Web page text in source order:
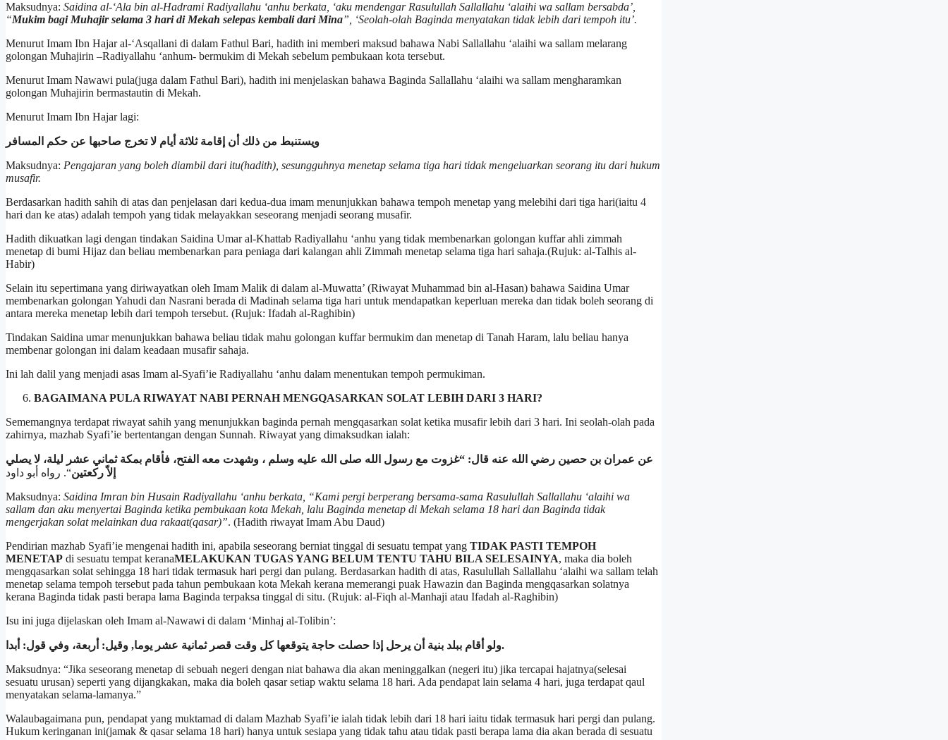
Maksudnya: Saidina al-‘Ala bin al-Hadrami Radiyallahu ‘anhu berkata, ‘aku mendengar Rasulullah Sallallahu ‘alaihi wa sallam bersabda’,
“Mukim bagi Muhajir selama 3 hari di Mekah selepas kembali dari Mina”, ‘Seolah-olah Baginda menyatakan tidak lebih dari tempoh itu’.
Menurut Imam Ibn Hajar al-‘Asqallani di dalam Fathul Bari, hadith ini memberi maksud bahawa Nabi Sallallahu ‘alaihi wa sallam melarang
golongan Muhajirin –Radiyallahu ‘anhum- bermukim di Mekah sebelum pembukaan kota tersebut.
Menurut Imam Nawawi pula(juga dalam Fathul Bari), hadith ini menjelaskan bahawa Baginda Sallallahu ‘alaihi wa sallam mengharamkan
golongan Muhajirin bermastautin di Mekah.
Menurut Imam Ibn Hajar lagi:
ويستنبط من ذلك أن إقامة ثلاثة أيام لا تخرج صاحبها عن حكم المسافر
Maksudnya: Pengajaran yang boleh diambil dari itu(hadith), sesungguhnya menetap selama tiga hari tidak mengeluarkan seorang itu dari hukum
musafir.
Berdasarkan hadith sahih di atas dan penjelasan dari kedua-dua imam menunjukkan bahawa tempoh menetap yang melebihi dari tiga hari(iaitu 4
hari dan ke atas) adalah tempoh yang tidak melayakkan seseorang menjadi seorang musafir.
Hadith dikuatkan lagi dengan tindakan Saidina Umar al-Khattab Radiyallahu ‘anhu yang tidak membenarkan golongan kuffar ahli zimmah
menetap di bumi Hijaz dan beliau membenarkan para peniaga dari kalangan ahli Zimmah menetap selama tiga hari sahaja.(Rujuk: al-Talhis al-
Habir)
Selain itu sepertimana yang diriwayatkan oleh Imam Malik di dalam al-Muwatta’ (Riwayat Muhammad bin al-Hasan) bahawa Saidina Umar
membenarkan golongan Yahudi dan Nasrani berada di Madinah selama tiga hari untuk mendapatkan keperluan mereka dan tidak boleh seorang di
antara mereka menetap lebih dari tempoh tersebut. (Rujuk: Ifadah al-Raghibin)
Tindakan Saidina umar menunjukkan bahawa beliau tidak mahu golongan kuffar bermukim dan menetap di Tanah Haram, lalu beliau hanya
membenar golongan ini dalam keadaan musafir sahaja.
Ini lah dalil yang menjadi asas Imam al-Syafi’ie Radiyallahu ‘anhu dalam menentukan tempoh permukiman.
BAGAIMANA PULA RIWAYAT NABI PERNAH MENGQASARKAN SOLAT LEBIH DARI 3 HARI?
Sememangnya terdapat riwayat sahih yang menunjukkan baginda pernah mengqasarkan solat ketika musafir lebih dari 3 hari. Ini seolah-olah pada
zahirnya, mazhab Syafi’ie bertentangan dengan Sunnah. Riwayat yang dimaksudkan ialah:
عن عمران بن حصين رضي الله عنه قال: “غزوت مع رسول الله صلى الله عليه وسلم ، وشهدت معه الفتح، فأقام بمكة ثماني عشر ليلة، لا يصلي
إلاّ ركعتين“. رواه أبو داود
Maksudnya: Saidina Imran bin Husain Radiyallahu ‘anhu berkata, “Kami pergi berperang bersama-sama Rasulullah Sallallahu ‘alaihi wa
sallam dan aku menyertai Baginda ketika pembukaan kota Mekah, lalu Baginda menetap di Mekah selama 18 hari dan Baginda tidak
mengerjakan solat melainkan dua rakaat(qasar)”. (Hadith riwayat Imam Abu Daud)
Pendirian mazhab Syafi’ie mengenai hadith ini, apabila seseorang berniat tinggal di sesuatu tempat yang TIDAK PASTI TEMPOH
MENETAP di sesuatu tempat keranaMELAKUKAN TUGAS YANG BELUM TENTU TAHU BILA SELESAINYA, maka dia boleh
mengqasarkan solat sehingga 18 hari tidak termasuk hari pergi dan pulang. Berdasarkan hadith di atas, Rasulullah Sallallahu ‘alaihi wa sallam telah
menetap selama tempoh tersebut pada tahun pembukaan kota Mekah kerana memerangi puak Hawazin dan Baginda mengqasarkan solatnya
kerana Baginda tidak pasti berapa lama Baginda terpaksa tinggal di situ. (Rujuk: al-Fiqh al-Manhaji atau Ifadah al-Raghibin)
Isu ini juga dijelaskan oleh Imam al-Nawawi di dalam ‘Minhaj al-Tolibin’:
ولو أقام ببلد بنية أن يرحل إذا حصلت حاجة يتوقعها كل وقت قصر ثمانية عشر يوما, وقيل: أربعة، وفي قول: أبدا.
Maksudnya: “Jika seseorang menetap di sebuah negeri dengan niat bahawa dia akan meninggalkan (negeri itu) jika tercapai hajatnya(selesai
sesuatu urusan) seperti yang dijangkakan, maka dia boleh qasar setiap waktu selama 18 hari. Ada pendapat lain selama 4 hari, juga terdapat qaul
menyatakan selama-lamanya.”
Walaubagaimana pun, pendapat yang muktamad di dalam Mazhab Syafi’ie ialah tidak lebih dari 18 hari iaitu tidak termasuk hari pergi dan pulang.
Hukum keringanan ini(jamak & qasar selama 18 hari) hanya untuk sesiapa yang tidak tahu atau tidak pasti berapa lama dia akan berada di sesuatu